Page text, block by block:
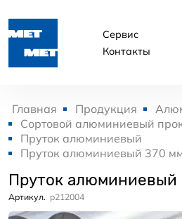
Сервис
Контакты
Главная Продукция
Сортовой алюминиевый
Пруток алюминиевый
Пруток алюминиевый 370
Пруток алюминиевый
Артикул. p212004